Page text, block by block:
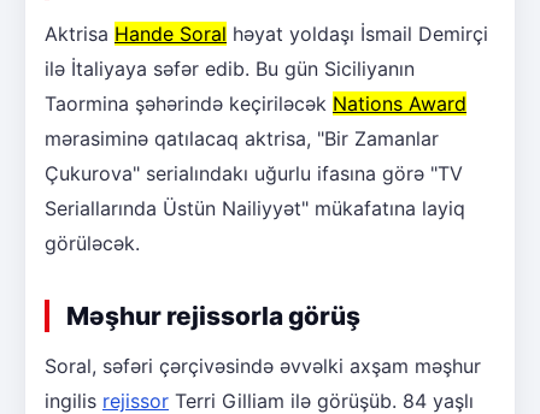
Aktrisa Hande Soral həyat yoldaşı İsmail Demirçi
ilə İtaliyaya səfər edib. Bu gün Siciliyanın
Taormina şəhərində keçiriləcək Nations Award
mərasiminə qatılacaq aktrisa, "Bir Zamanlar
Çukurova" serialındakı uğurlu ifasına görə "TV
Seriallarında Üstün Nailiyyət" mükafatına layiq
görüləcək.
Məşhur rejissorla görüş
Soral, səfəri çərçivəsində əvvəlki axşam məşhur
ingilis rejissor Terri Gilliam ilə görüşüb. 84 yaşlı